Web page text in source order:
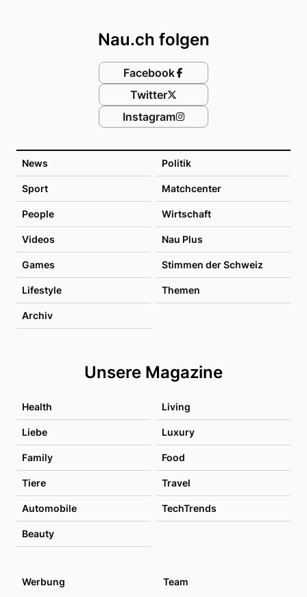
News Politik
Sport Matchcenter
People Wirtschaft
Videos Nau Plus
Games Stimmen der Schweiz
Lifestyle Themen
Archiv
Unsere Magazine
Health Living
Liebe Luxury
Family Food
Tiere Travel
Automobile TechTrends
Beauty
Nau.ch folgen
Facebook
Twitter
Instagram
Werbung Team